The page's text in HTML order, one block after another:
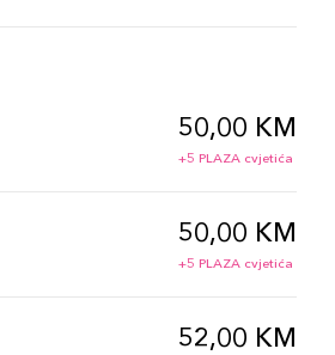
50,00 KM
+5 PLAZA cvjetića
50,00 KM
+5 PLAZA cvjetića
52,00 KM